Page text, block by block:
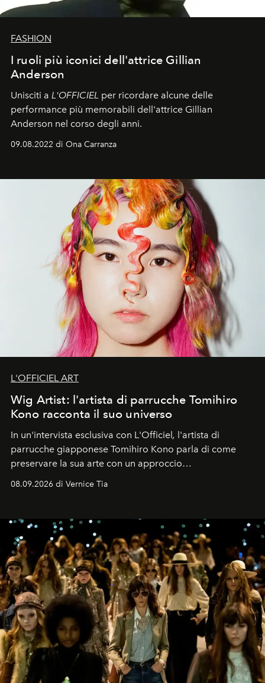
FASHION
I ruoli più iconici dell'attrice Gillian
Anderson
Unisciti a L'OFFICIEL per ricordare alcune delle
performance più memorabili dell'attrice Gillian
Anderson nel corso degli anni.
09.08.2022 di Ona Carranza
L'OFFICIEL ART
Wig Artist: l'artista di parrucche Tomihiro
Kono racconta il suo universo
In un'intervista esclusiva con L'Officiel, l'artista di
parrucche giapponese Tomihiro Kono parla di come
preservare la sua arte con un approccio
08.09.2026 di Vernice Tia